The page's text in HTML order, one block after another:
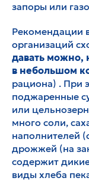
запоры или
Рекомендации
организаций
давать можно,
в небольшом
рациона) . При
поджаренные
или
много соли,
наполнителей
дрожжей (на
содержит
виды хлеба